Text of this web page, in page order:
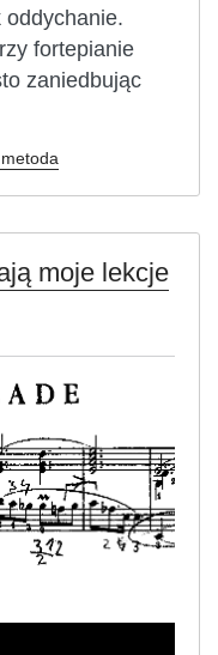
oddychanie.
fortepianie
zaniedbując
moje lekcje